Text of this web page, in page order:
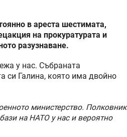
в ареста шестимата,
на прокуратурата и
разузнаване.
у нас. Събраната
си Галина, която има двойно
министерство. Полковник
на НАТО у нас и вероятно